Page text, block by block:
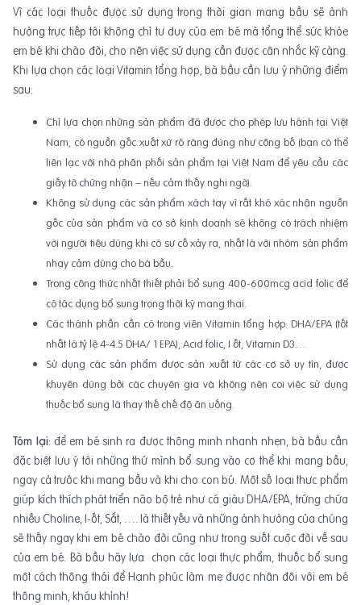
Vì các loại thuốc được sử dụng trong thời gian mang bầu sẽ ảnh
hưởng trực tiếp tới không chỉ tư duy của em bé mà tổng thể sức khỏe
em bé khi chào đời, cho nên việc sử dụng cần được cân nhắc kỹ càng.
Khi lựa chọn các loại Vitamin tổng hợp, bà bầu cần lưu ý những điểm
sau:
Chỉ lựa chọn những sản phẩm đã được cho phép lưu hành tại Việt
Nam, có nguồn gốc xuất xứ rõ ràng đúng như công bố (bạn có thể
liên lạc với nhà phân phối sản phẩm tại Việt Nam để yêu cầu các
giấy tờ chứng nhận – nếu cảm thấy nghi ngờ).
Không sử dụng các sản phẩm xách tay vì rất khó xác nhận nguồn
gốc của sản phẩm và cơ sở kinh doanh sẽ không có trách nhiệm
với người tiêu dùng khi có sự cố xảy ra, nhất là với nhóm sản phẩm
nhạy cảm dùng cho bà bầu.
Trong công thức nhất thiết phải bổ sung 400-600mcg acid folic để
có tác dụng bổ sung trong thời kỳ mang thai.
Các thành phần cần có trong viên Vitamin tổng hợp: DHA/EPA (tốt
nhất là tỷ lệ 4-4.5 DHA/ 1 EPA), Acid folic, I ốt, Vitamin D3…
Sử dụng các sản phẩm được sản xuất từ các cơ sở uy tín, được
khuyên dùng bởi các chuyên gia và không nên coi việc sử dụng
thuốc bổ sung là thay thế chế độ ăn uống.
Tóm lại: để em bé sinh ra được thông minh nhanh nhẹn, bà bầu cần
đặc biệt lưu ý tới những thứ mình bổ sung vào cơ thể khi mang bầu,
ngay cả trước khi mang bầu và khi cho con bú. Một số loại thực phẩm
giúp kích thích phát triển não bộ trẻ như cá giàu DHA/EPA, trứng chứa
nhiều Choline, I-ốt, Sắt, …. là thiết yếu và những ảnh hưởng của chúng
sẽ thấy ngay khi em bé chào đời cũng như trong suốt cuộc đời về sau
của em bé. Bà bầu hãy lựa chọn các loại thực phẩm, thuốc bổ sung
một cách thông thái để Hạnh phúc làm mẹ được nhân đôi với em bé
thông minh, kháu khỉnh!